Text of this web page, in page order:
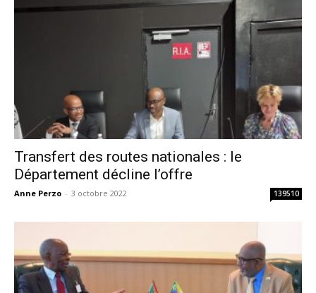
Transfert des routes nationales : le
Département décline l’offre
Anne Perzo - 3 octobre 2022 139510